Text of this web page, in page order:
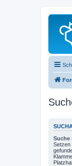
Suche
Setzen